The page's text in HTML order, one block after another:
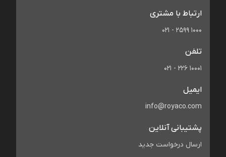
ارتباط با مشتری
021 - 2599 1000
تلفن
021 - 226 10001
ایمیل
info@royaco.com
پشتیبانی آنلاین
ارسال درخواست جدید